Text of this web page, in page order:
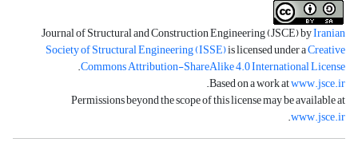
Journal of Structural and Construction Engineering (JSCE) byIranian
Society of Structural Engineering (ISSE)is licensed under aCreative
Commons Attribution-ShareAlike 4.0 International License
.
Based on a work atwww.jsce.ir
.
Permissions beyond the scope of this license may be available at
www.jsce.ir
.